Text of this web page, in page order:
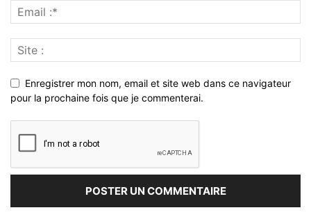
Enregistrer mon nom, email et site web dans ce navigateur
pour la prochaine fois que je commenterai.